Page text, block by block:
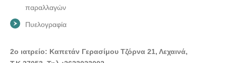
παραλλαγών
Πυελογραφία
2ο ιατρείο: Καπετάν Γερασίμου Τζόρνα 21, Λεχαινά,